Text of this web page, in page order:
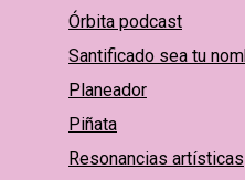
Órbita podcast
Santificado sea tu
Planeador
Piñata
Resonancias artísticas